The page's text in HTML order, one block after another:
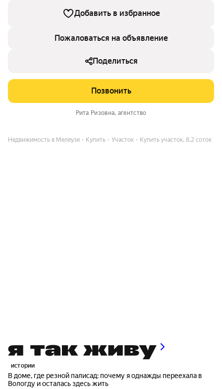
Добавить в избранное
Пожаловаться на объявление
Поделиться
Позвонить
Рита Ризовна, агентство
Недвижимость в Мелеузе Купить Участок Купить участок, 8,2 соток
истории
В доме, где резной палисад: почему я однажды переехала в
Вологду и осталась здесь жить